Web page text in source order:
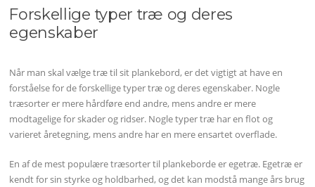
Forskellige typer træ og deres
egenskaber
Når man skal vælge træ til sit plankebord, er det vigtigt at have en
forståelse for de forskellige typer træ og deres egenskaber. Nogle
træsorter er mere hårdføre end andre, mens andre er mere
modtagelige for skader og ridser. Nogle typer træ har en flot og
varieret åretegning, mens andre har en mere ensartet overflade.
En af de mest populære træsorter til plankeborde er egetræ. Egetræ er
kendt for sin styrke og holdbarhed, og det kan modstå mange års brug